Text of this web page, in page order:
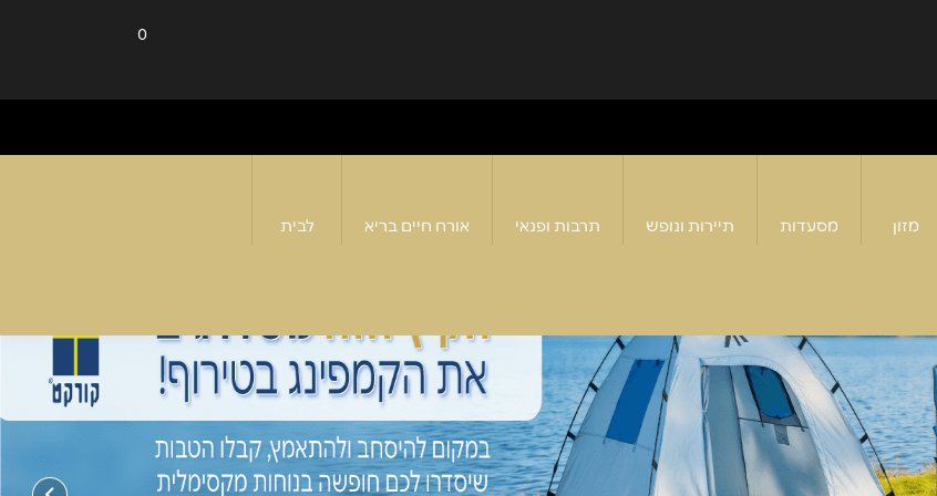
0
מזון מסעדות תיירות ונופש תרבות ופנאי אורח חיים בריא לבית